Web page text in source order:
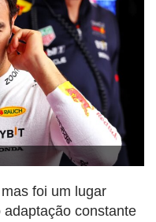
foi um lugar
constante